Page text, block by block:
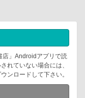
店」Androidアプリで読
れていない場合には、
ンロードして下さい。